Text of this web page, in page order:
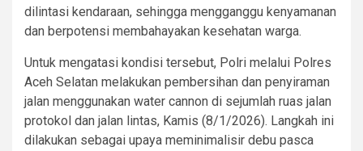
dilintasi kendaraan, sehingga mengganggu kenyamanan
dan berpotensi membahayakan kesehatan warga.
Untuk mengatasi kondisi tersebut, Polri melalui Polres
Aceh Selatan melakukan pembersihan dan penyiraman
jalan menggunakan water cannon di sejumlah ruas jalan
protokol dan jalan lintas, Kamis (8/1/2026). Langkah ini
dilakukan sebagai upaya meminimalisir debu pasca